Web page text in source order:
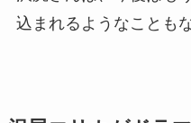
込まれるようなことも